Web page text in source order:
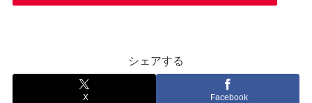
シェアする
X Facebook